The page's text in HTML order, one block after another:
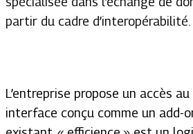
partir du cadre d’interopérabilité.
L’entreprise propose un accès au
interface conçu comme un add-